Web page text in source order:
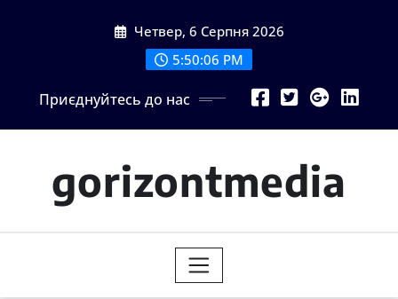
Четвер, 6 Серпня 2026
5:50:08 PM
Приєднуйтесь до нас
gorizontmedia